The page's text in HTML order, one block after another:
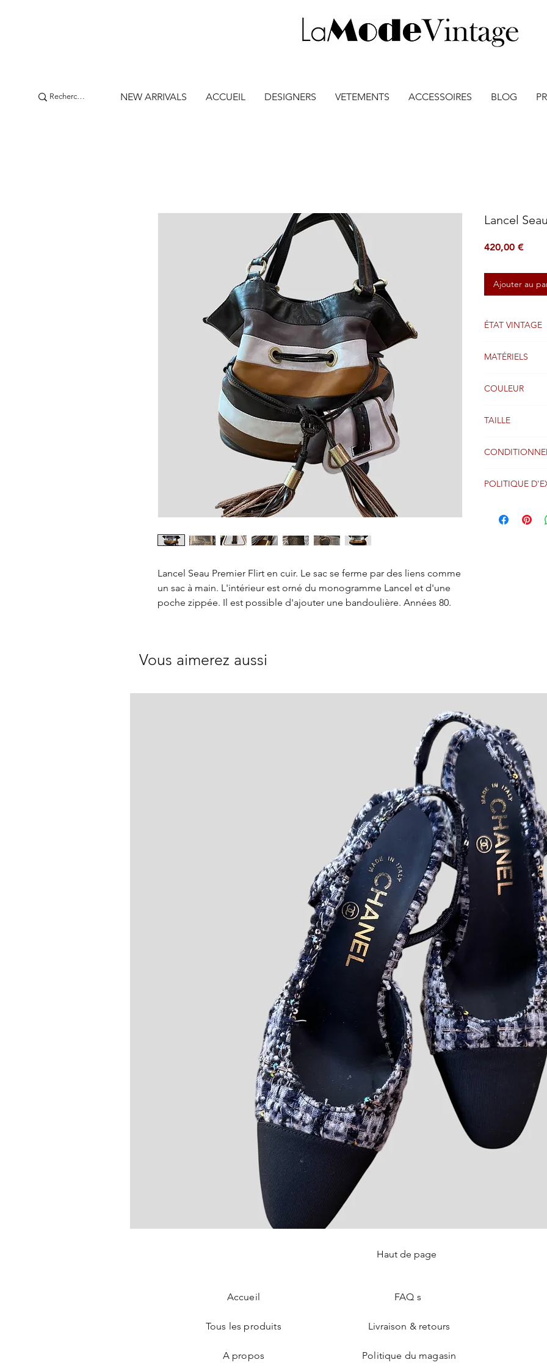
NEW ARRIVALS ACCUEIL DESIGNERS VETEMENTS ACCESSOIRES BLOG
Lancel Seau Premier Flirt en cuir. Le sac se ferme par des liens comme
un sac à main. L'intérieur est orné du monogramme Lancel et d'une
poche zippée. Il est possible d'ajouter une bandoulière. Années 80.
Lancel
420,00 €Prix
Ajouter au
ÉTAT VINTAGE
MATÉRIELS
COULEUR
TAILLE
POLITIQUE
suivant la
Vous aimerez aussi
Accueil
Tous les produits
A propos
Haut de page
FAQ s
Livraison & retours
Politique du magasin